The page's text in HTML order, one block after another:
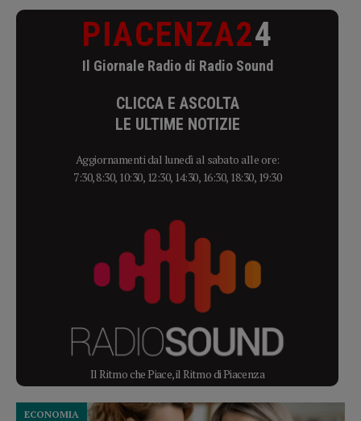
PIACENZA24
Il Giornale Radio di Radio Sound
CLICCA E ASCOLTA
LE ULTIME NOTIZIE
Aggiornamenti dal lunedì al sabato alle ore:
7:30, 8:30, 10:30, 12:30, 14:30, 16:30, 18:30, 19:30
Il Ritmo che Piace, il Ritmo di Piacenza
ECONOMIA